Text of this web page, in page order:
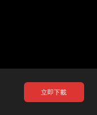
立即下載